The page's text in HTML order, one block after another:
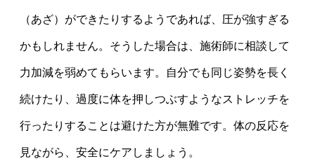
（あざ）ができたりするようであれば、圧が強すぎる
かもしれません。そうした場合は、施術師に相談して
力加減を弱めてもらいます。自分でも同じ姿勢を長く
続けたり、過度に体を押しつぶすようなストレッチを
行ったりすることは避けた方が無難です。体の反応を
見ながら、安全にケアしましょう。